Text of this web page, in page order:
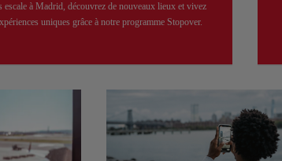
escale à Madrid, découvrez de nouveaux lieux et vivez
uniques grâce à notre programme Stopover.